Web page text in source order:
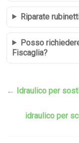
Riparate
Posso
Fiscaglia?
← Idraulico per
idraulico per